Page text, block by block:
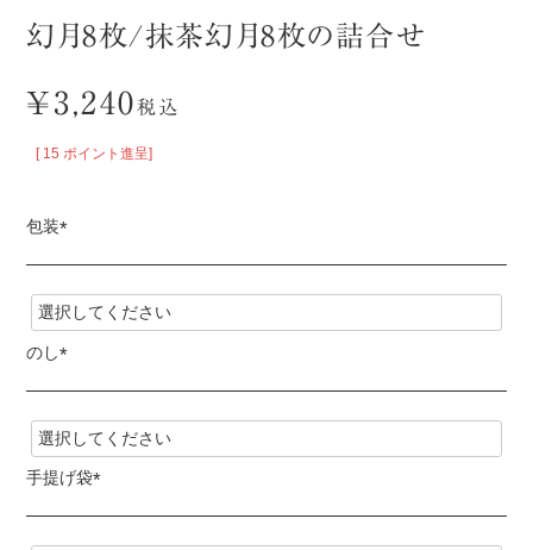
幻月8枚/抹茶幻月8枚の詰合せ
¥3,240税込
[ 15 ポイント進呈]
包装
(
必
須
)
のし
(
須
)
手提げ袋
(